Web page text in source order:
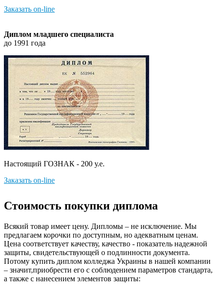
Заказать on-line
Диплом младшего специалиста
до 1991 года
Настоящий ГОЗНАК - 200 у.е.
Заказать on-line
Стоимость покупки диплома
Всякий товар имеет цену. Дипломы – не исключение. Мы
предлагаем корочки по доступным, но адекватным ценам.
Цена соответствует качеству, качество - показатель надежной
защиты, свидетельствующей о подлинности документа.
Потому купить диплом колледжа Украины в нашей компании
– значит,приобрести его с соблюдением параметров стандарта,
а также с нанесением элементов защиты: